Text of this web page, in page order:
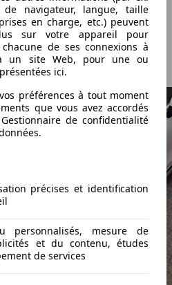
moteurs électriques, lui
et produisant
taille à 94,9 kWh et, malgré la
électriques, confère à la C
de 760 km.
navigateur, langue, taille
en charge, etc.) peuvent
sur votre appareil pour
de ses connexions à
un site Web, pour une ou
ici.
préférences à tout moment
que vous avez accordés
de confidentialité
précises et identification
personnalisés, mesure de
et du contenu, études
de services